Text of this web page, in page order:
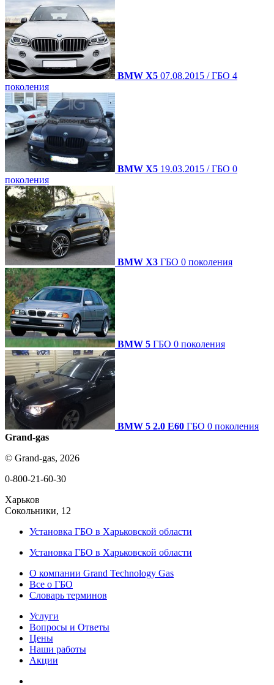
BMW X5 07.08.2015 / ГБО 4
поколения
BMW X5 19.03.2015 / ГБО 0
поколения
BMW X3 ГБО 0 поколения
BMW 5 ГБО 0 поколения
BMW 5 2.0 E60 ГБО 0 поколения
Grand-gas
© Grand-gas, 2026
0-800-21-60-30
Харьков
Сокольники, 12
Установка ГБО в Харьковской области
Установка ГБО в Харьковской области
О компании Grand Technology Gas
Все о ГБО
Словарь терминов
Услуги
Вопросы и Ответы
Цены
Наши работы
Акции